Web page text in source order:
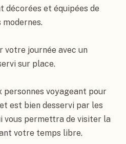
décorées et équipées de
votre journée avec un
sur place.
personnes voyageant pour
est bien desservi par les
vous permettra de visiter la
votre temps libre.